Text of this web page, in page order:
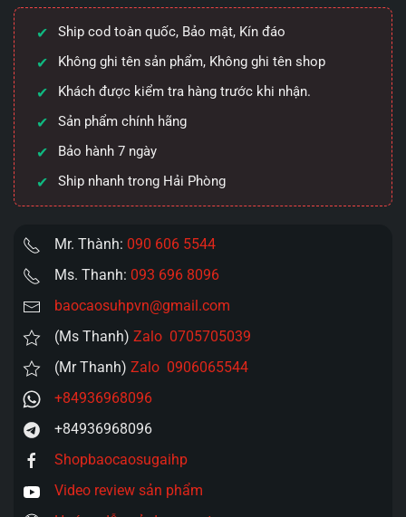
2
đầu
đóng
tường
số
lượng
Ship cod toàn quốc, Bảo mật, Kín đáo
Không ghi tên sản phẩm, Không ghi tên shop
Khách được kiểm tra hàng trước khi nhận.
Sản phẩm chính hãng
Bảo hành 7 ngày
Ship nhanh trong Hải Phòng
Mr. Thành: 090 606 5544
Ms. Thanh: 093 696 8096
baocaosuhpvn@gmail.com
(Ms Thanh) Zalo 0705705039
(Mr Thanh) Zalo 0906065544
+84936968096
+84936968096
Shopbaocaosugaihp
Video review sản phẩm